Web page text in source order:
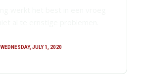
WEDNESDAY, JULY 1, 2020